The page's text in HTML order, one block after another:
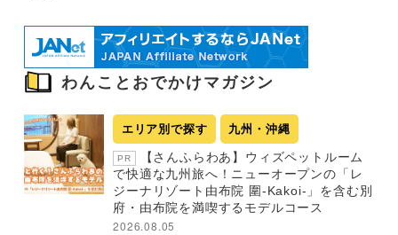
わんことおでかけマガジン
エリア別で探す 九州・沖縄
PR
【さんふらわあ】ウィズペットルーム
で快適な九州旅へ！ニューオープンの「レ
ジーナリゾート由布院 圍-Kakoi-」を含む別
府・由布院を満喫するモデルコース
2026.08.05